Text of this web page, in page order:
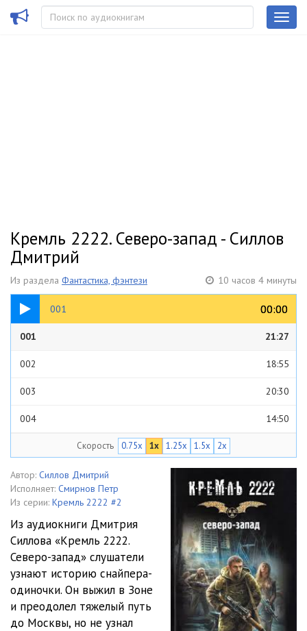
Кремль 2222. Северо-запад - Силлов
Дмитрий
Из раздела Фантастика, фэнтези 10 часов 4 минуты
001 00:00
00:00
21:27
001 21:27
002 18:55
003 20:30
004 14:50
006
007
008
009 16:16
18:36
011 14:47
Скорость 0.75x 1x 1.25x 1.5x 2x
Автор: Силлов Дмитрий
Исполняет: Смирнов Петр
Из серии: Кремль 2222 #2
Из аудиокниги Дмитрия
Силлова «Кремль 2222.
Северо-запад» слушатели
узнают историю снайпера-
одиночки. Он выжил в Зоне
и преодолел тяжелый путь
до Москвы, но не узнал